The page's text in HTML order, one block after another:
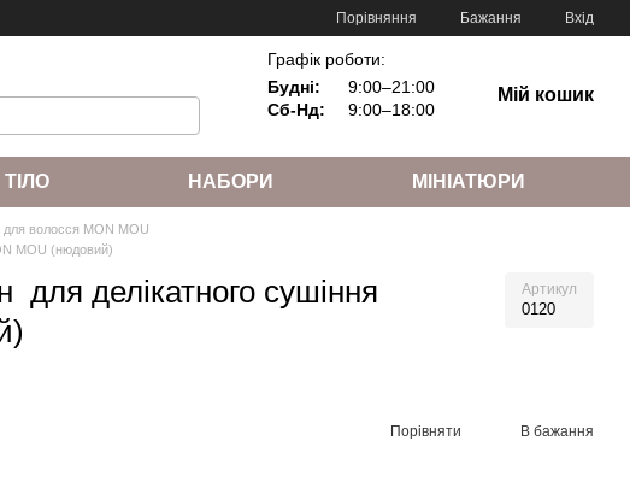
Порівняння Бажання Вхід
Графік роботи:
Будні:
9:00–21:00
Сб-Нд:
9:00–18:00
Мій кошик
ТІЛО НАБОРИ МІНІАТЮРИ
для волосся MON MOU
MOU (нюдовий)
делікатного сушіння
Артикул
0120
Порівняти В бажання